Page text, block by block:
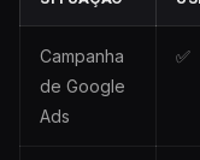
Campanha
de Google
Ads
✅